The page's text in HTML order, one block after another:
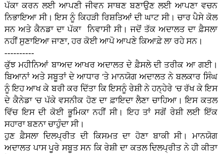
ਪੱਕਾ ਕਰਨ ਲਈ ਆਪਣੀ ਜੀਵਨ ਸਾਥਣ ਬਣਾਉਣ ਲਈ ਆਪਣਾ ਵਚਨ
ਨਿਭਾਇਆ ਸੀ। ਇਸ ਨੂੰ ਕਿਹੜੀ ਰਿਸ਼ਤਿਆਂ ਦੀ ਘਾਟ ਸੀ। ਚਾਰ ਪੈਸੇ ਕੋਲ
ਸਨ ਅਤੇ ਕੈਨਡਾ ਦਾ ਪੱਕਾ ਨਿਵਾਸੀ ਸੀ। ਜਦੋਂ ਤੱਕ ਅਦਾਲਤ ਦਾ ਫ਼ੈਸਲਾ
ਨਹੀਂ ਸੁਣਾਇਆ ਜਾਣਾ, ਹਰ ਕੋਈ ਆਪੋ ਆਪਣੇ ਕਿਆਫ਼ੇ ਲਾ ਰਹੇ ਸਨ।
----------
ਕੁੱਝ ਮਹੀਨਿਆਂ ਬਾਅਦ ਆਖਰ ਅਦਾਲਤ ਦੇ ਫ਼ੈਸਲੇ ਦੀ ਤਰੀਕ ਆ ਗਈ।
ਬਿਆਨਾਂ ਅਤੇ ਸਬੂਤਾਂ ਦੇ ਆਧਾਰ 'ਤੇ ਮਾਨਯੋਗ ਅਦਾਲਤ ਨੇ ਬਲਕਾਰ ਸਿੰਘ
ਨੂੰ ਇਹ ਆਖ ਕੇ ਬਰੀ ਕਰ ਦਿੱਤਾ ਕਿ ਇਸਨੂੰ ਰੇਸ਼ੀ ਨੇ ਹਨ੍ਹੇਰੇ 'ਚ ਰੱਖ ਕੇ ਇਸ
ਦੇ ਕੈਨੇਡਾ 'ਚ ਪੱਕੇ ਵਸਨੀਕ ਹੋਣ ਦਾ ਫ਼ਾਇਦਾ ਲੈਣਾ ਚਾਹਿਆ। ਇਸ ਕਤਲ
ਵਿੱਚ ਇਸ ਦੀ ਕੋਈ ਭੂਮਿਕਾ ਨਹੀਂ ਸੀ। ਇਹ ਤਾਂ ਸਗੋਂ ਰੇਸ਼ੀ ਲਈ ਇੱਕ
ਸਹਾਰਾ ਬਣਨਾ ਚਾਹੁੰਦਾ ਸੀ।
ਹੁਣ ਫ਼ੈਸਲਾ ਦਿਲਪ੍ਰੀਤ ਦੀ ਕਿਸਮਤ ਦਾ ਹੋਣਾ ਬਾਕੀ ਸੀ। ਮਾਨਯੋਗ
ਅਦਾਲਤ ਪਾਸ ਪੂਰੇ ਸਬੂਤ ਸਨ ਕਿ ਰੇਸ਼ੀ ਦਾ ਕਤਲ ਦਿਲਪ੍ਰੀਤ ਨੇ ਹੀ ਕੀਤਾ